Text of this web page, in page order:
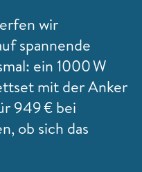
wir
spannende
ein 1000 W
mit der Anker
949 € bei
ob sich das